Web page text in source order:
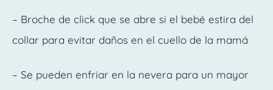
– Broche de click que se abre si el bebé estira del
collar para evitar daños en el cuello de la mamá
– Se pueden enfriar en la nevera para un mayor